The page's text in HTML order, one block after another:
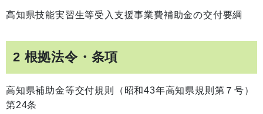
高知県技能実習生等受入支援事業費補助金の交付要綱
2 根拠法令・条項
高知県補助金等交付規則（昭和43年高知県規則第７号）
第24条